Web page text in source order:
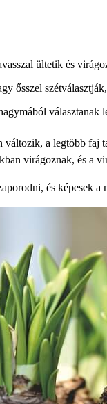
ültetik és
ősszel
választanak
a legtöbb faj
virágoznak, és a
és képesek